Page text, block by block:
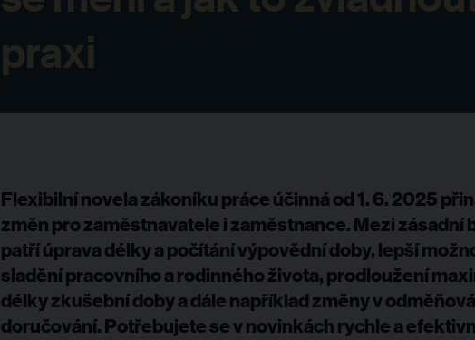
praxi
Flexibilní novela zákoníku práce účinná od 1. 6. 2025
změn pro zaměstnavatele i zaměstnance. Mezi zásadní
patří úprava délky a počítání výpovědní doby, lepší
sladění pracovního a rodinného života, prodloužení
délky zkušební doby a dále například změny v
doručování. Potřebujete se v novinkách rychle a